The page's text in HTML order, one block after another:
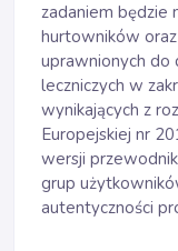
zadaniem będzie
hurtowników
uprawnionych do
leczniczych w
wynikających z
Europejskiej nr
wersji
grup
autentyczności